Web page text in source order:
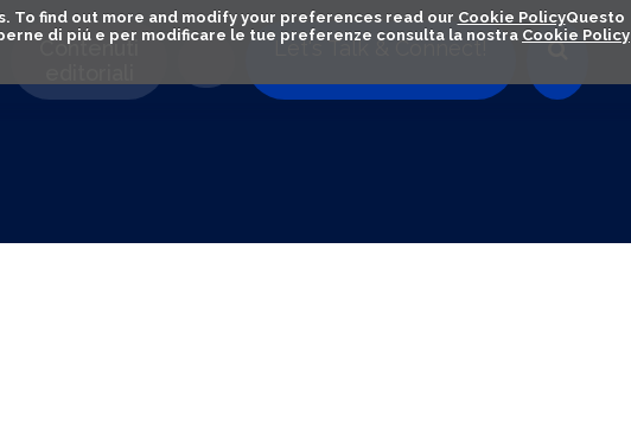
To find out more and modify your preferences read our Cookie PolicyQuesto
di piú e per modificare le tue preferenze consulta la nostra Cookie Policy
Let's Talk & Connect!
Contenuti